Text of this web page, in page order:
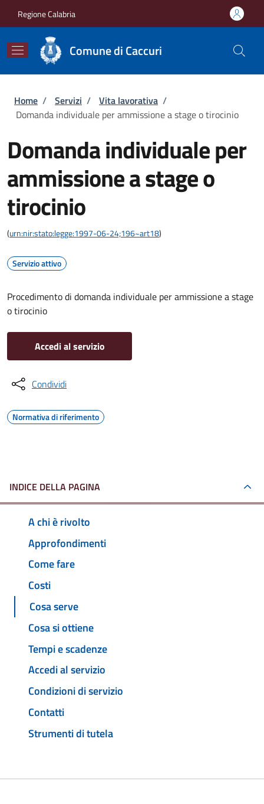
Regione Calabria
Comune di Caccuri
Briciole di pane
Home / Servizi / Vita lavorativa /
Domanda individuale per ammissione a stage o tirocinio
Domanda individuale per
ammissione a stage o
tirocinio
(urn:nir:stato:legge:1997-06-24;196~art18)
Servizio attivo
Procedimento di domanda individuale per ammissione a stage
o tirocinio
Accedi al servizio
Condividi
Normativa di riferimento
INDICE DELLA PAGINA
A chi è rivolto
Approfondimenti
Come fare
Costi
Cosa serve
Cosa si ottiene
Tempi e scadenze
Accedi al servizio
Condizioni di servizio
Contatti
Strumenti di tutela